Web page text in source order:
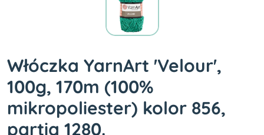
Włóczka YarnArt 'Velour',
100g, 170m (100%
mikropoliester) kolor 856,
partia 1280.